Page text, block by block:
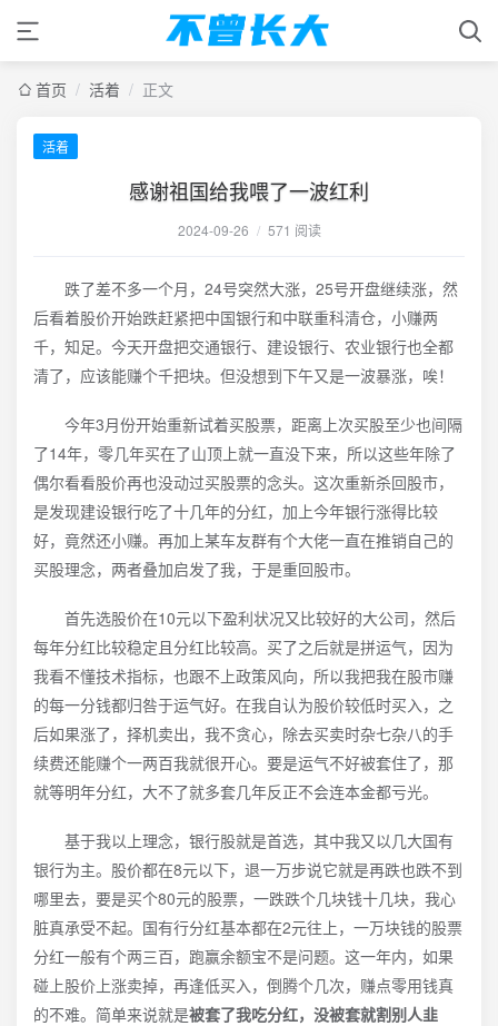
首页 / 活着 / 正文
活着
感谢祖国给我喂了一波红利
2024-09-26 / 571 阅读
跌了差不多一个月，24号突然大涨，25号开盘继续涨，然
后看着股价开始跌赶紧把中国银行和中联重科清仓，小赚两
千，知足。今天开盘把交通银行、建设银行、农业银行也全都
清了，应该能赚个千把块。但没想到下午又是一波暴涨，唉！
今年3月份开始重新试着买股票，距离上次买股至少也间隔
了14年，零几年买在了山顶上就一直没下来，所以这些年除了
偶尔看看股价再也没动过买股票的念头。这次重新杀回股市，
是发现建设银行吃了十几年的分红，加上今年银行涨得比较
好，竟然还小赚。再加上某车友群有个大佬一直在推销自己的
买股理念，两者叠加启发了我，于是重回股市。
首先选股价在10元以下盈利状况又比较好的大公司，然后
每年分红比较稳定且分红比较高。买了之后就是拼运气，因为
我看不懂技术指标，也跟不上政策风向，所以我把我在股市赚
的每一分钱都归咎于运气好。在我自认为股价较低时买入，之
后如果涨了，择机卖出，我不贪心，除去买卖时杂七杂八的手
续费还能赚个一两百我就很开心。要是运气不好被套住了，那
就等明年分红，大不了就多套几年反正不会连本金都亏光。
基于我以上理念，银行股就是首选，其中我又以几大国有
银行为主。股价都在8元以下，退一万步说它就是再跌也跌不到
哪里去，要是买个80元的股票，一跌跌个几块钱十几块，我心
脏真承受不起。国有行分红基本都在2元往上，一万块钱的股票
分红一般有个两三百，跑赢余额宝不是问题。这一年内，如果
碰上股价上涨卖掉，再逢低买入，倒腾个几次，赚点零用钱真
的不难。简单来说就是被套了我吃分红，没被套就割别人韭